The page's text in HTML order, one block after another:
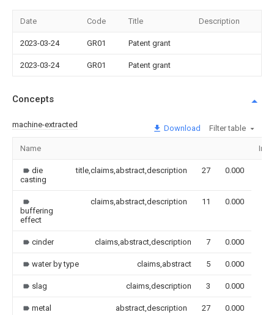
Date Code Title Description
2023-03-24 GR01 Patent grant
2023-03-24 GR01 Patent grant
Concepts
machine-extracted Download Filter table
Name
die
casting
title,claims,abstract,description 27 0.000
buffering
effect
claims,abstract,description 11 0.000
cinder claims,abstract,description 7 0.000
water by type claims,abstract 5 0.000
slag claims,description 3 0.000
metal abstract,description 27 0.000